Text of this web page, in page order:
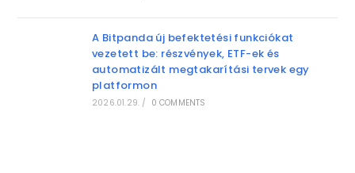
A Bitpanda új befektetési funkciókat
vezetett be: részvények, ETF-ek és
automatizált megtakarítási tervek egy
platformon
2026.01.29. / 0 COMMENTS